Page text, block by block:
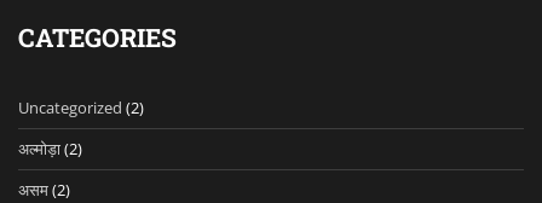
CATEGORIES
Uncategorized (2)
अल्मोड़ा(2)
असम(2)